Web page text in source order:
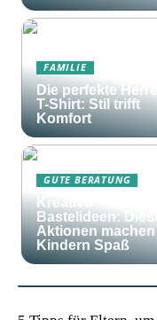
FAMILIE
Die perfekte
T-Shirt: Stil trifft
Komfort
GUTE BERATUNG
Kreative
Bastelideen: Diese
Aktionen machen
Kindern Spaß